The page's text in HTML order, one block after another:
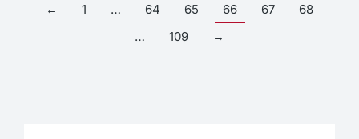
← 1 … 64 65 66 67
68
…
109 →